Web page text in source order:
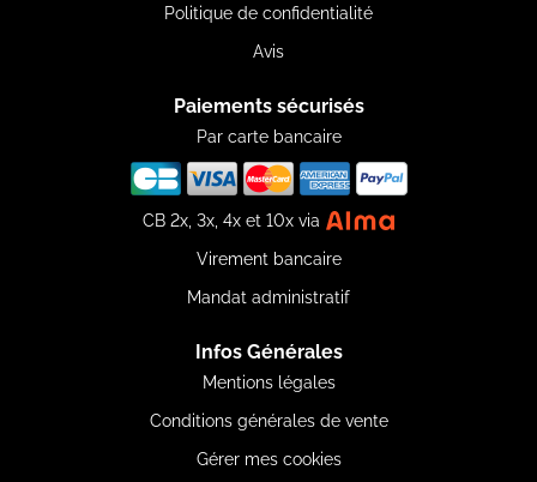
Politique de confidentialité
Avis
Paiements sécurisés
Par carte bancaire
CB 2x, 3x, 4x et 10x via
Virement bancaire
Mandat administratif
Infos Générales
Mentions légales
Conditions générales de vente
Gérer mes cookies